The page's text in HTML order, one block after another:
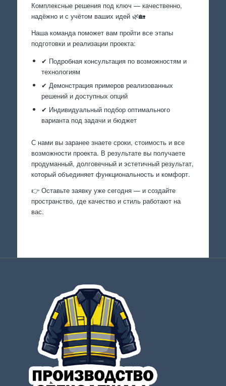
Комплексные решения под ключ — качественно,
надёжно и с учётом ваших идей 🌿🏡
Наша команда поможет вам пройти все этапы
подготовки и реализации проекта:
✔ Подробная консультация по возможностям и
технологиям
✔ Демонстрация примеров реализованных
решений и доступных опций
✔ Индивидуальный подбор оптимального
варианта под задачи и бюджет
С нами вы заранее знаете сроки, стоимость и все
возможности проекта. В результате вы получаете
продуманный, долговечный и эстетичный результат,
который объединяет функциональность и комфорт.
👉 Оставьте заявку уже сегодня — и создайте
пространство, где качество и стиль работают на
вас.